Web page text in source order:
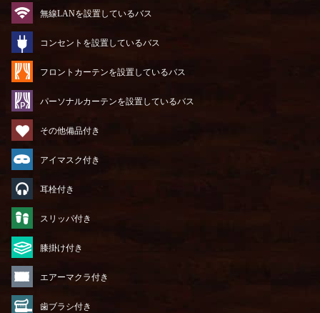
無線LANを設置しているバス
コンセントを設置しているバス
フロントカーテンを設置しているバス
パーソナルカーテンを設置しているバス
その他備品付き
アイマスク付き
耳栓付き
スリッパ付き
膝掛け付き
エアーマクラ付き
歯ブラシ付き